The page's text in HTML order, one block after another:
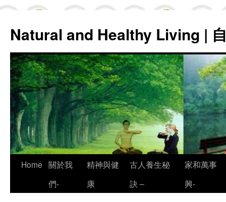
Natural and Healthy Living |
Skip
Home 關於我
們-
精神與健
康
古人養生秘
訣 –
家和萬事
興-